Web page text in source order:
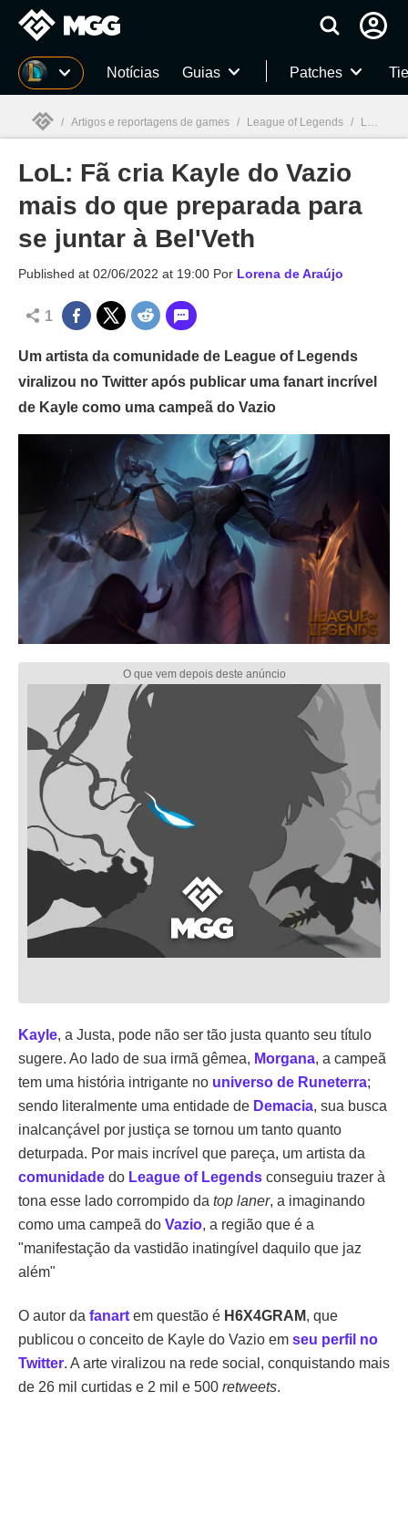
Millenium Notícias Guias Patches
Millenium
/ Artigos e reportagens de games / League of Legends / LoL: Fã cria Kayle do Vazio mais do que preparada para se juntar à Bel'Veth
LoL: Fã cria Kayle do Vazio
mais do que preparada para
se juntar à Bel'Veth
Published at 02/06/2022 at 19:00 Por Lorena de Araújo
1
Um artista da comunidade de League of Legends
viralizou no Twitter após publicar uma fanart incrível
de Kayle como uma campeã do Vazio
Kayle, a Justa, pode não ser tão justa quanto seu título
sugere. Ao lado de sua irmã gêmea, Morgana, a campeã
tem uma história intrigante no universo de Runeterra;
sendo literalmente uma entidade de Demacia, sua busca
inalcançável por justiça se tornou um tanto quanto
deturpada. Por mais incrível que pareça, um artista da
comunidade do League of Legends conseguiu trazer à
tona esse lado corrompido da top laner, a imaginando
como uma campeã do Vazio, a região que é a
"manifestação da vastidão inatingível daquilo que jaz
além"
O autor da fanart em questão é H6X4GRAM, que
publicou o conceito de Kayle do Vazio em seu perfil no
Twitter. A arte viralizou na rede social, conquistando mais
de 26 mil curtidas e 2 mil e 500 retweets.